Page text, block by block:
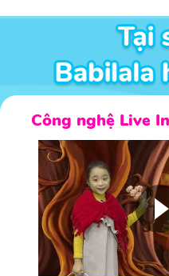
Công nghệ Live